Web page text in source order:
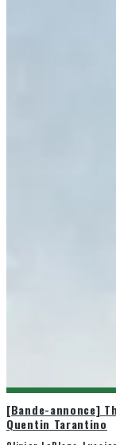
[Bande-annonce]
Quentin Tarantino